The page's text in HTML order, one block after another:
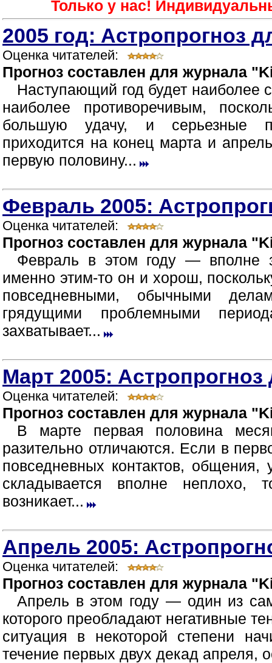
Только у нас!
2005 год: Астропрогноз
Оценка читателей:
Прогноз составлен для журнала
Наступающий год будет наиболее
наиболее противоречивым,
большую удачу, и серьезные
приходится на конец марта и
первую половину...
Февраль 2005:
Оценка читателей:
Прогноз составлен для журнала
Февраль в этом году — вполне
именно этим-то он и хорош,
повседневными, обычными
грядущими проблемными
захватывает...
Март 2005: Астропрогноз
Оценка читателей:
Прогноз составлен для журнала
В марте первая половина
разительно отличаются. Если в
повседневных контактов,
складывается вполне неплохо,
возникает...
Апрель 2005:
Оценка читателей:
Прогноз составлен для журнала
Апрель в этом году — один из
которого преобладают негативные
ситуация в некоторой степени
течение первых двух декад апреля,